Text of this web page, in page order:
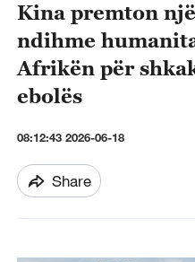
Kina premton
ndihme
Afrikën për
ebolës
08:12:43 2026-06-18
Share